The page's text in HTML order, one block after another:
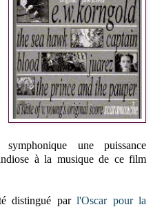
une puissance
àla musique de ce film
distingué par l'Oscar pour la